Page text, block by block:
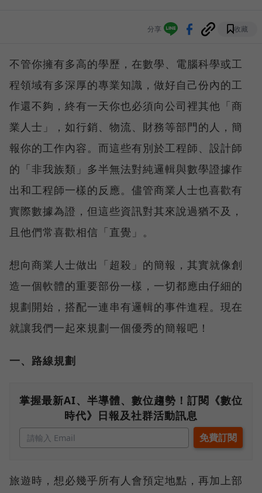
分享 收藏
不管你擁有多高的學歷，在數學、電腦科學或工
程領域有多深厚的專業知識，做好自己份內的工
作還不夠，終有一天你也必須向公司裡其他「商
業人士」，如行銷、物流、財務等部門的人，簡
報你的工作內容。而這些有別於工程師、設計師
的「非我族類」多半無法對純邏輯與數學證據作
出和工程師一樣的反應。儘管商業人士也喜歡有
實際數據為證，但這些資訊對其來說過猶不及，
且他們常喜歡相信「直覺」。
想向商業人士做出「超殺」的簡報，其實就像創
造一個軟體的重要部份一樣，一切都應由仔細的
規劃開始，搭配一連串有邏輯的事件進程。現在
就讓我們一起來規劃一個優秀的簡報吧！
一、路線規劃
掌握最新AI、半導體、數位趨勢！訂閱《數位
時代》日報及社群活動訊息
旅遊時，想必幾乎所有人會預定地點，再加上部